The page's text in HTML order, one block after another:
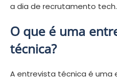
a dia de recrutamento tech.
O que é uma
técnica?
A entrevista técnica é uma